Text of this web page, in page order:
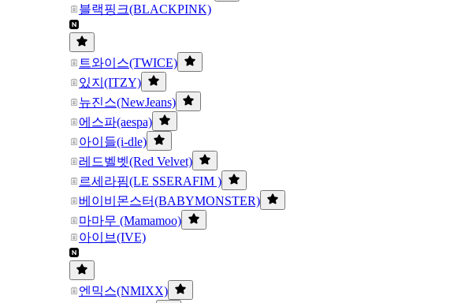
블랙핑크(BLACKPINK)
트와이스(TWICE)
있지(ITZY)
뉴진스(NewJeans)
에스파(aespa)
아이들(i-dle)
레드벨벳(Red Velvet)
르세라핌(LE SSERAFIM )
베이비몬스터(BABYMONSTER)
마마무 (Mamamoo)
아이브(IVE)
엔믹스(NMIXX)